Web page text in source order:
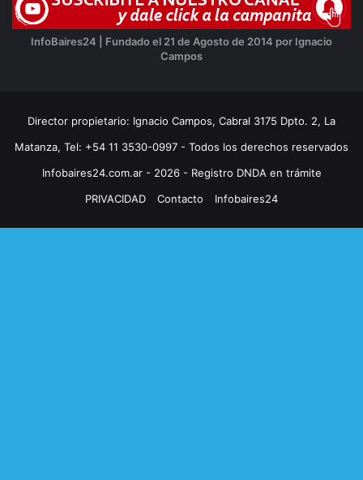
InfoBaires24 | Fundado el 21 de Agosto de 2014 por Ignacio
Campos
Director propietario: Ignacio Campos, Cabral 3175 Dpto. 2, La
Matanza, Tel: +54 11 3530-0997 - Todos los derechos reservados
Infobaires24.com.ar - 2026 - Registro DNDA en trámite
PRIVACIDAD
Contacto Infobaires24